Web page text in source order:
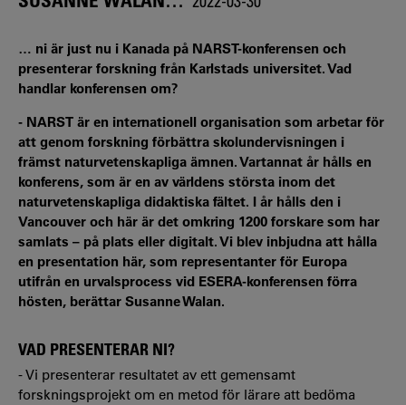
… ni är just nu i Kanada på NARST-konferensen och
presenterar forskning från Karlstads universitet. Vad
handlar konferensen om?
- NARST är en internationell organisation som arbetar för
att genom forskning förbättra skolundervisningen i
främst naturvetenskapliga ämnen. Vartannat år hålls en
konferens, som är en av världens största inom det
naturvetenskapliga didaktiska fältet. I år hålls den i
Vancouver och här är det omkring 1200 forskare som har
samlats – på plats eller digitalt. Vi blev inbjudna att hålla
en presentation här, som representanter för Europa
utifrån en urvalsprocess vid ESERA-konferensen förra
hösten, berättar Susanne Walan.
VAD PRESENTERAR NI?
- Vi presenterar resultatet av ett gemensamt
forskningsprojekt om en metod för lärare att bedöma